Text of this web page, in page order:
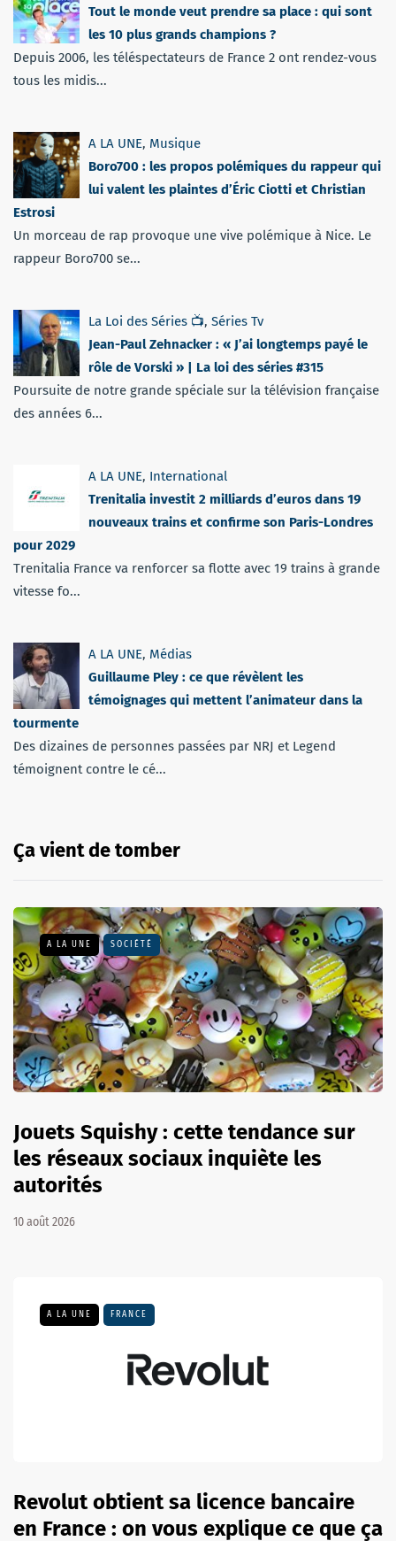
Tout le monde veut prendre sa place : qui sont
les 10 plus grands champions ?
Depuis 2006, les téléspectateurs de France 2 ont rendez-vous
tous les midis...
A LA UNE, Musique
Boro700 : les propos polémiques du rappeur qui
lui valent les plaintes d’Éric Ciotti et Christian
Estrosi
Un morceau de rap provoque une vive polémique à Nice. Le
rappeur Boro700 se...
La Loi des Séries 📺, Séries Tv
Jean-Paul Zehnacker : « J’ai longtemps payé le
rôle de Vorski » | La loi des séries #315
Poursuite de notre grande spéciale sur la télévision française
des années 6...
A LA UNE, International
Trenitalia investit 2 milliards d’euros dans 19
nouveaux trains et confirme son Paris-Londres
pour 2029
Trenitalia France va renforcer sa flotte avec 19 trains à grande
vitesse fo...
A LA UNE, Médias
Guillaume Pley : ce que révèlent les
témoignages qui mettent l’animateur dans la
tourmente
Des dizaines de personnes passées par NRJ et Legend
témoignent contre le cé...
Ça vient de tomber
A LA UNE SOCIÉTÉ
Jouets Squishy : cette tendance sur
les réseaux sociaux inquiète les
autorités
10 août 2026
A LA UNE FRANCE
Revolut obtient sa licence bancaire
en France : on vous explique ce que ça